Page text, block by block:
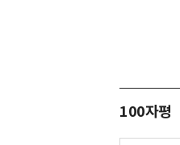
100자평